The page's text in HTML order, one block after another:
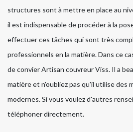
structures sont à mettre en place au
il est indispensable de procéder à la
effectuer ces tâches qui sont très
professionnels en la matière. Dans ce
de convier Artisan couvreur Viss. Il a
matière et n'oubliez pas qu'il utilise des
modernes. Si vous voulez d'autres
téléphoner directement.